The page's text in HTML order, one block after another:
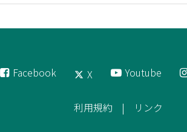
Facebook X Youtube
利用規約 リンク